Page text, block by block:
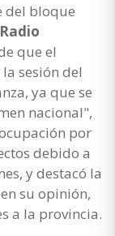
del bloque
Radio
que el
sesión del
ya que se
nacional",
por
debido a
y destacó la
su opinión,
a la provincia.